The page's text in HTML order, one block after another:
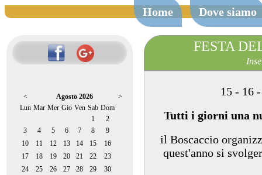
Home Dove siamo
< Agosto 2026
>
Lun Mar Mer Gio Ven Sab Dom
1
2
3
4 5 6 7 8
9
10
11 12 13 14 15
16
17
18 19 20 21 22
23
24
25 26 27 28 29
30
FESTA
15 - 16
Tutti i giorni una
il Boscaccio
quest'anno si